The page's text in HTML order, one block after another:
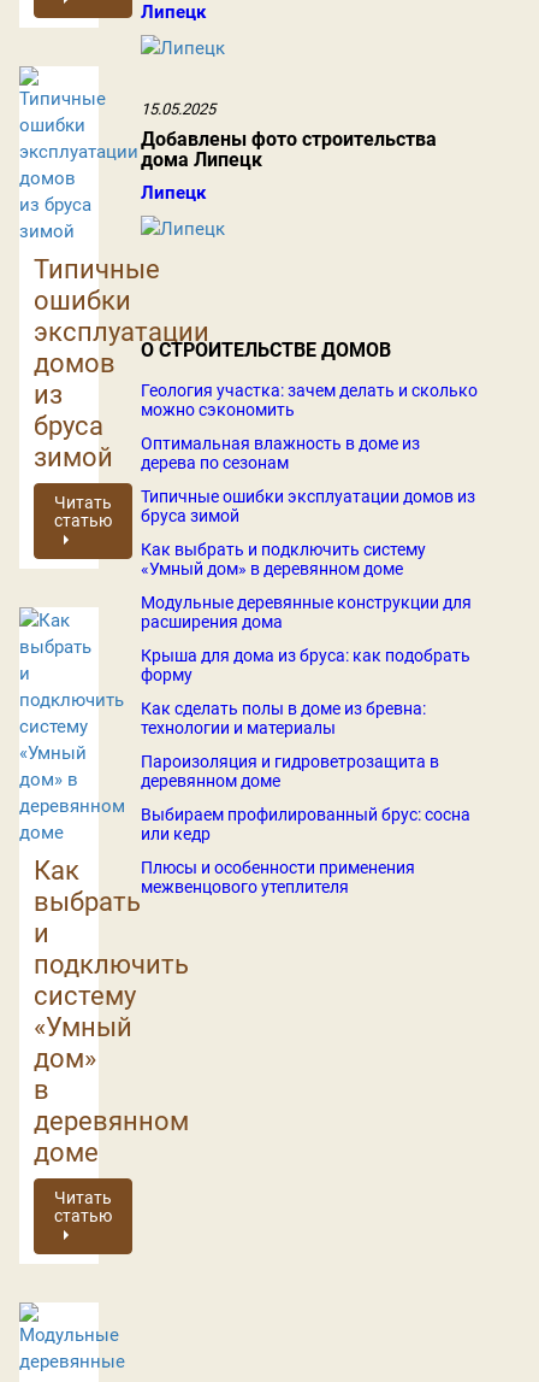
Типичные
ошибки
эксплуатации
домов
из
бруса
зимой
Читать
статью
Как
выбрать
и
подключить
систему
«Умный
дом»
в
деревянном
доме
Читать
статью
Липецк
15.05.2025
Добавлены фото строительства
дома Липецк
Липецк
О СТРОИТЕЛЬСТВЕ ДОМОВ
Геология участка: зачем делать и сколько
можно сэкономить
Оптимальная влажность в доме из
дерева по сезонам
Типичные ошибки эксплуатации домов из
бруса зимой
Как выбрать и подключить систему
«Умный дом» в деревянном доме
Модульные деревянные конструкции для
расширения дома
Крыша для дома из бруса: как подобрать
форму
Как сделать полы в доме из бревна:
технологии и материалы
Пароизоляция и гидроветрозащита в
деревянном доме
Выбираем профилированный брус: сосна
или кедр
Плюсы и особенности применения
межвенцового утеплителя